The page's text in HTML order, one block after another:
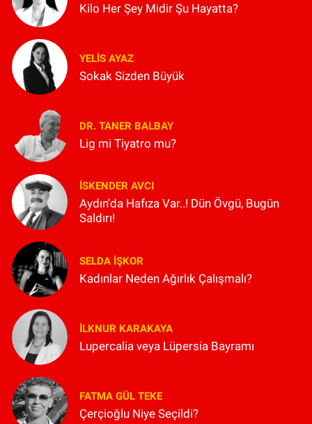
Kilo Her Şey Midir Şu Hayatta?
YELIS AYAZ
Sokak Sizden Büyük
DR. TANER BALBAY
Lig mi Tiyatro mu?
İSKENDER AVCI
Aydın'da Hafıza Var..! Dün Övgü, Bugün
Saldırı!
SELDA İŞKOR
Kadınlar Neden Ağırlık Çalışmalı?
İLKNUR KARAKAYA
Lupercalia veya Lüpersia Bayramı
FATMA GÜL TEKE
Çerçioğlu Niye Seçildi?